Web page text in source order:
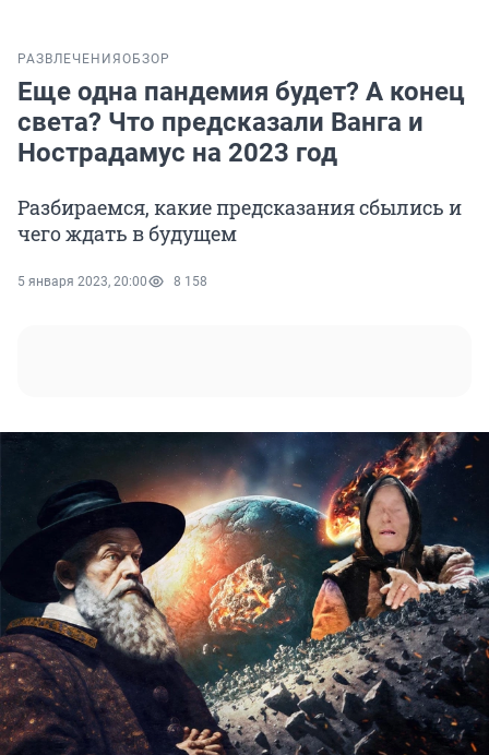
РАЗВЛЕЧЕНИЯ ОБЗОР
Еще одна пандемия будет? А конец
света? Что предсказали Ванга и
Нострадамус на 2023 год
Разбираемся, какие предсказания сбылись и
чего ждать в будущем
5 января 2023, 20:00 8 158